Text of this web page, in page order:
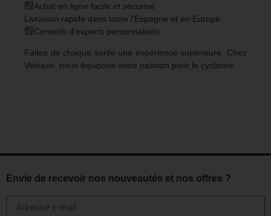
Achat en ligne facile et sécurisé
Livraison rapide dans toute l'Espagne et en Europe
Conseils d'experts personnalisés
Faites de chaque sortie une expérience supérieure. Chez
Veloaxe, nous équipons votre passion pour le cyclisme.
Envie de recevoir nos nouveautés et nos offres ?